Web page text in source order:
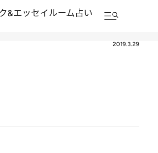
&エッセイルーム占い
2019.3.29